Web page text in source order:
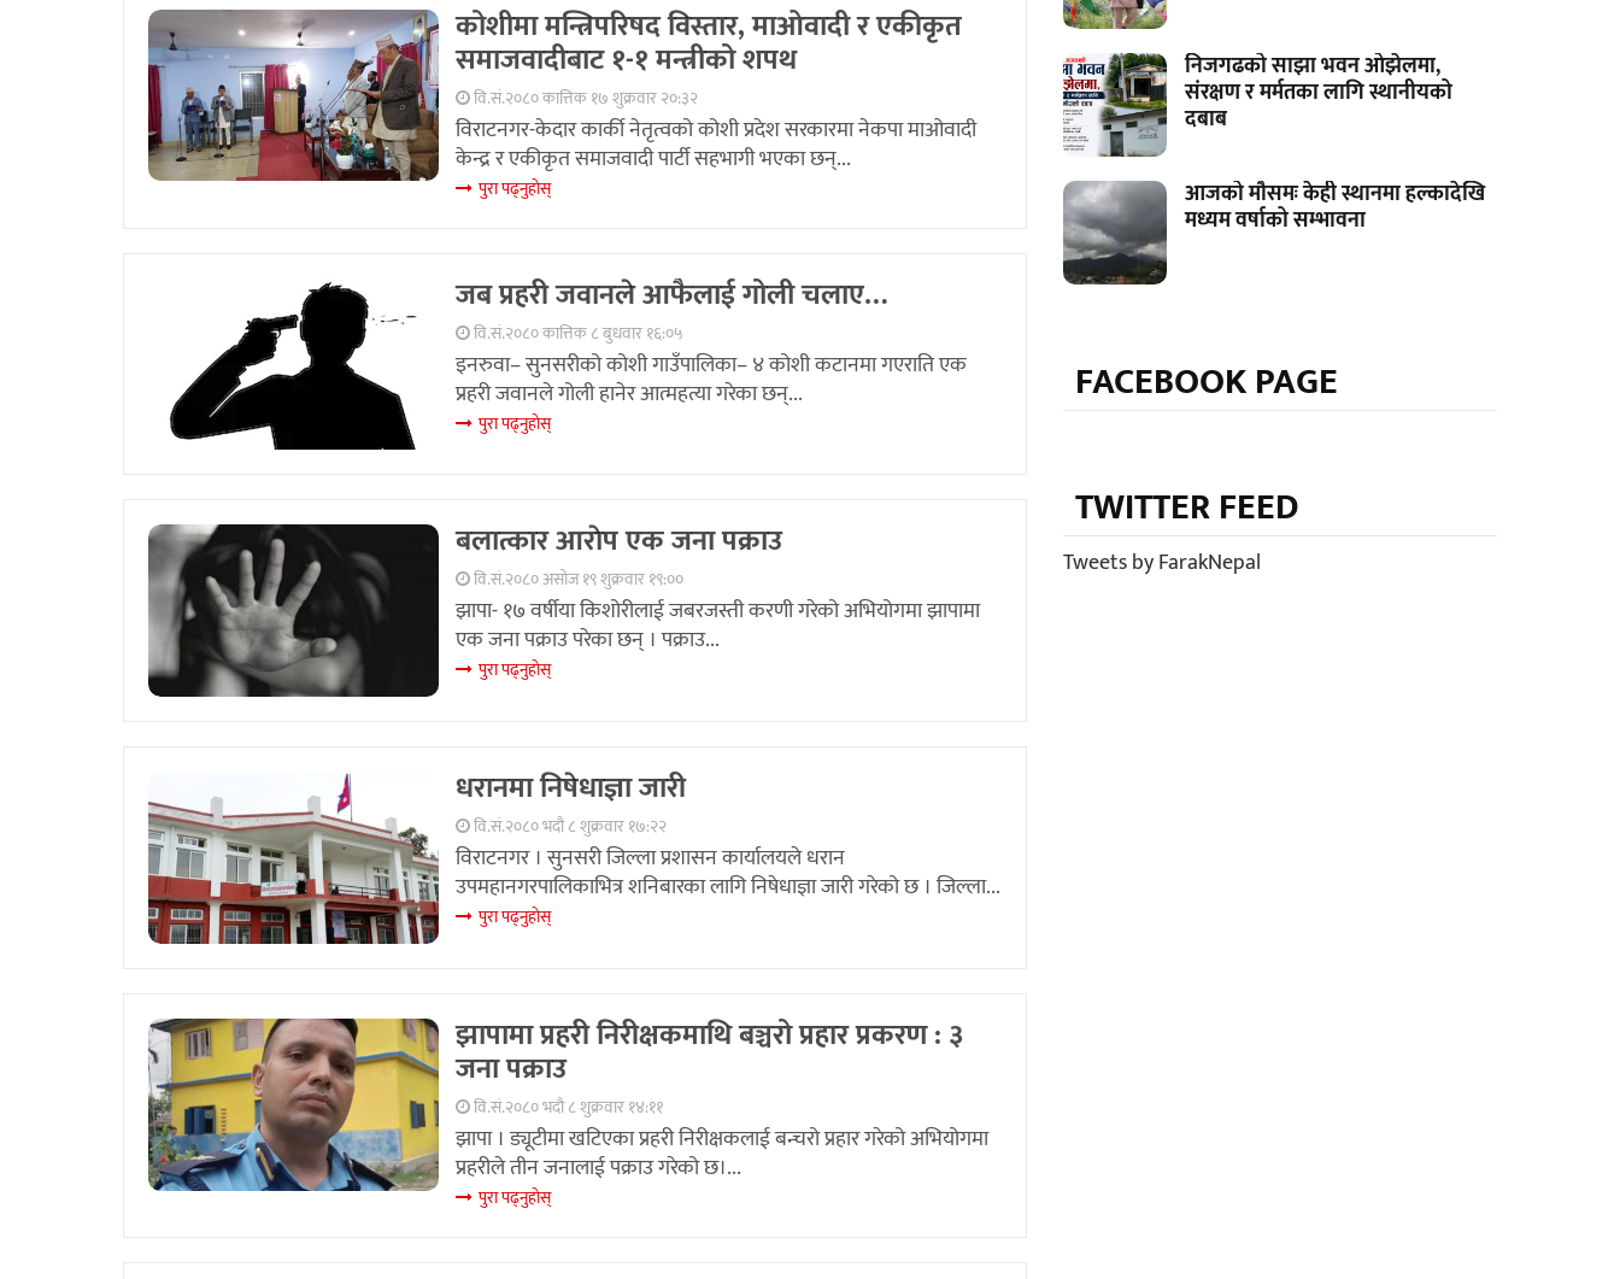
कोशीमा मन्त्रिपरिषद विस्तार, माओवादी र एकीकृत
समाजवादीबाट १-१ मन्त्रीको शपथ
वि.सं.२०८० कात्तिक १७ शुक्रवार २०:३२
विराटनगर-केदार कार्की नेतृत्वको कोशी प्रदेश सरकारमा नेकपा माओवादी
केन्द्र र एकीकृत समाजवादी पार्टी सहभागी भएका छन्...
पुरा पढ्नुहाेस्
जब प्रहरी जवानले आफैलाई गोली चलाए…
वि.सं.२०८० कात्तिक ८ बुधवार १६:०५
इनरुवा– सुनसरीको कोशी गाउँपालिका– ४ कोशी कटानमा गएराति एक
प्रहरी जवानले गोली हानेर आत्महत्या गरेका छन्...
पुरा पढ्नुहाेस्
बलात्कार आराेप एक जना पक्राउ
वि.सं.२०८० असोज १९ शुक्रवार १९:००
झापा- १७ वर्षीया किशोरीलाई जबरजस्ती करणी गरेको अभियोगमा झापामा
एक जना पक्राउ परेका छन् । पक्राउ...
पुरा पढ्नुहाेस्
धरानमा निषेधाज्ञा जारी
वि.सं.२०८० भदौ ८ शुक्रवार १७:२२
विराटनगर । सुनसरी जिल्ला प्रशासन कार्यालयले धरान
उपमहानगरपालिकाभित्र शनिबारका लागि निषेधाज्ञा जारी गरेको छ । जिल्ला...
पुरा पढ्नुहाेस्
झापामा प्रहरी निरीक्षकमाथि बञ्चरो प्रहार प्रकरण : ३
जना पक्राउ
वि.सं.२०८० भदौ ८ शुक्रवार १४:११
झापा । ड्यूटीमा खटिएका प्रहरी निरीक्षकलाई बन्चरो प्रहार गरेको अभियोगमा
प्रहरीले तीन जनालाई पक्राउ गरेको छ।...
पुरा पढ्नुहाेस्
निजगढको साझा भवन ओझेलमा,
संरक्षण र मर्मतका लागि स्थानीयको
दबाब
आजको मौसमः केही स्थानमा हल्कादेखि
मध्यम वर्षाको सम्भावना
FACEBOOK PAGE
TWITTER FEED
Tweets by FarakNepal